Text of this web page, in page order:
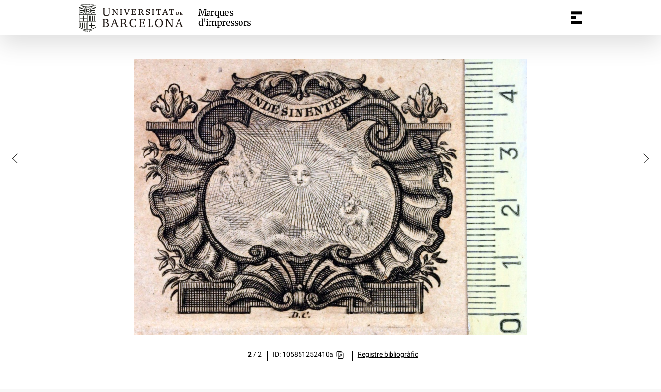
Marques
d'impressors
2/2 ID: 105851252410a Registre bibliogràfic